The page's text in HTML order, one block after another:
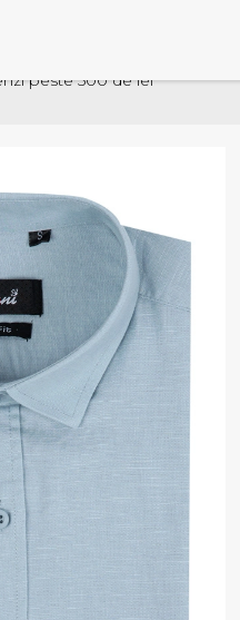
peste 500 de lei